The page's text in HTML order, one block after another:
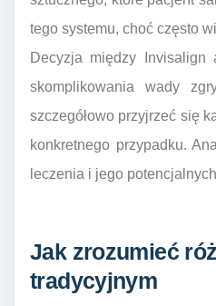
tego systemu, choć często
Decyzja między
skomplikowania wady
szczegółowo przyjrzeć się
konkretnego przypadku.
leczenia i jego
Jak zrozumieć
tradycyjnym